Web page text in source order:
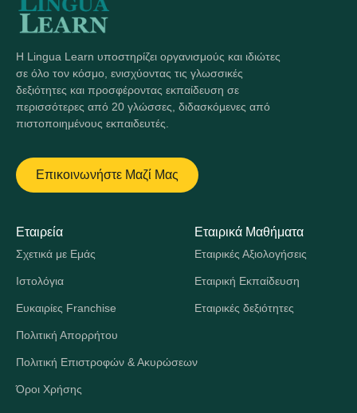
Η Lingua Learn υποστηρίζει οργανισμούς και ιδιώτες
σε όλο τον κόσμο, ενισχύοντας τις γλωσσικές
δεξιότητες και προσφέροντας εκπαίδευση σε
περισσότερες από 20 γλώσσες, διδασκόμενες από
πιστοποιημένους εκπαιδευτές.
Επικοινωνήστε Μαζί Μας
Εταιρεία
Σχετικά με Εμάς
Ιστολόγια
Ευκαιρίες Franchise
Πολιτική Απορρήτου
Πολιτική Επιστροφών & Ακυρώσεων
Όροι Χρήσης
Εταιρικά Μαθήματα
Εταιρικές Αξιολογήσεις
Εταιρική Εκπαίδευση
Εταιρικές δεξιότητες